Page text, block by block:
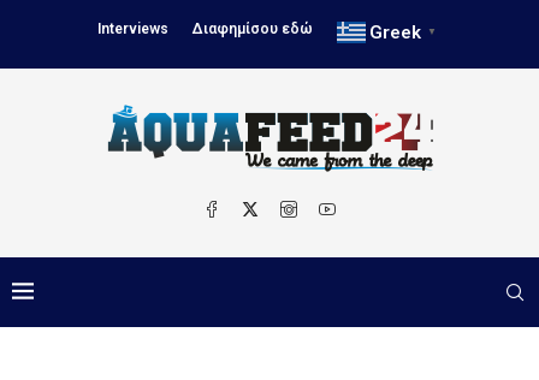
Interviews Διαφημίσου εδώ Greek ▼